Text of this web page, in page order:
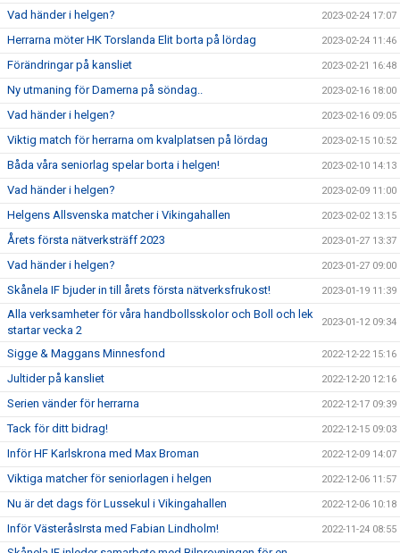
Vad händer i helgen? 2023-02-24 17:07
Herrarna möter HK Torslanda Elit borta på lördag 2023-02-24 11:46
Förändringar på kansliet 2023-02-21 16:48
Ny utmaning för Damerna på söndag.. 2023-02-16 18:00
Vad händer i helgen? 2023-02-16 09:05
Viktig match för herrarna om kvalplatsen på lördag 2023-02-15 10:52
Båda våra seniorlag spelar borta i helgen! 2023-02-10 14:13
Vad händer i helgen? 2023-02-09 11:00
Helgens Allsvenska matcher i Vikingahallen 2023-02-02 13:15
Årets första nätverksträff 2023 2023-01-27 13:37
Vad händer i helgen? 2023-01-27 09:00
Skånela IF bjuder in till årets första nätverksfrukost! 2023-01-19 11:39
Alla verksamheter för våra handbollsskolor och Boll och lek
startar vecka 2
2023-01-12 09:34
Sigge & Maggans Minnesfond 2022-12-22 15:16
Jultider på kansliet 2022-12-20 12:16
Serien vänder för herrarna 2022-12-17 09:39
Tack för ditt bidrag! 2022-12-15 09:03
Inför HF Karlskrona med Max Broman 2022-12-09 14:07
Viktiga matcher för seniorlagen i helgen 2022-12-06 11:57
Nu är det dags för Lussekul i Vikingahallen 2022-12-06 10:18
Inför VästeråsIrsta med Fabian Lindholm! 2022-11-24 08:55